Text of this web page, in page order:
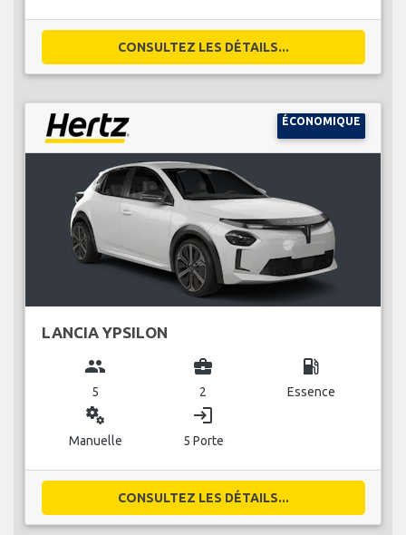
CONSULTEZ LES DÉTAILS...
ÉCONOMIQUE
LANCIA YPSILON
group
5
business_center
2
local_gas_station
Essence
miscellaneous_services
Manuelle
login
5 Porte
CONSULTEZ LES DÉTAILS...